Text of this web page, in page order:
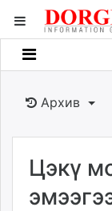
Мэдээллийн
Банк санхүү
Бизнес ААН
Төрийн
Нийслэлийн
Архив
Цэкү